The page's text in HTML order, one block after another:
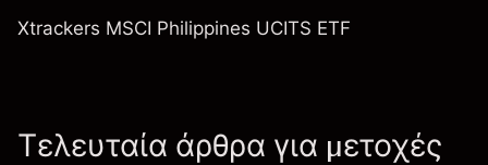
Xtrackers MSCI Philippines UCITS ETF
Τελευταία άρθρα για μετοχές